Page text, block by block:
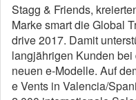
Stagg & Friends,
Marke smart die Global
drive 2017. Damit
langjährigen Kunden
neuen e-Modelle. Auf
e Vents in Valencia/